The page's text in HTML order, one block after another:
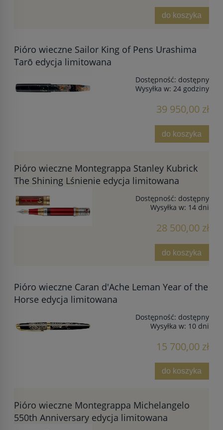
do koszyka
Pióro wieczne Sailor King of Pens Urashima
Tarō edycja limitowana
Dostępność: dostępny
Wysyłka w: 24 godziny
39 950,00 zł
do koszyka
Pióro wieczne Montegrappa Stanley Kubrick
The Shining Lśnienie edycja limitowana
Dostępność: dostępny
Wysyłka w: 14 dni
28 500,00 zł
do koszyka
Pióro wieczne Caran d'Ache Leman Year of the
Horse edycja limitowana
Dostępność: dostępny
Wysyłka w: 10 dni
15 700,00 zł
do koszyka
Pióro wieczne Montegrappa Michelangelo
550th Anniversary edycja limitowana